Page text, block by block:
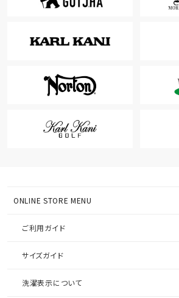
ONLINE STORE MENU
ご利用ガイド
サイズガイド
洗濯表示について